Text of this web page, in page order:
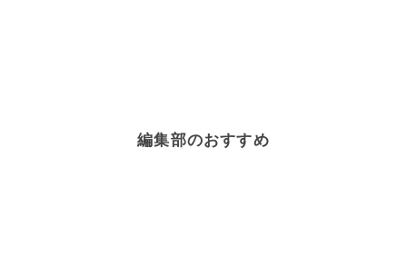
編集部のおすすめ